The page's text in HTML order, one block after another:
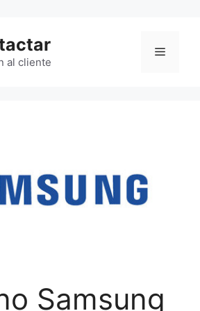
al cliente
Menú
Samsung